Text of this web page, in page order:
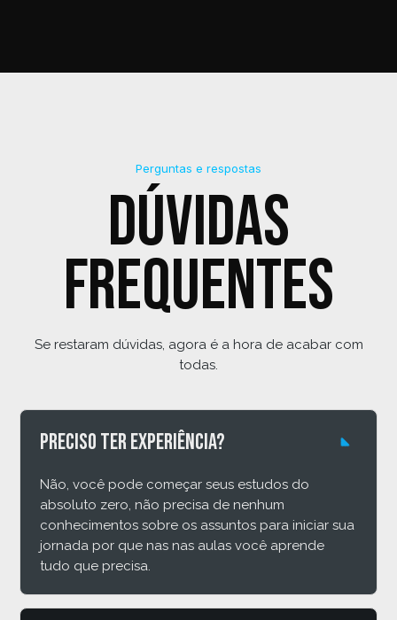
Perguntas e respostas
Dúvidas
frequentes
Se restaram dúvidas, agora é a hora de acabar com
todas.
Preciso ter experiência?
Não, você pode começar seus estudos do
absoluto zero, não precisa de nenhum
conhecimentos sobre os assuntos para iniciar sua
jornada por que nas nas aulas você aprende
tudo que precisa.